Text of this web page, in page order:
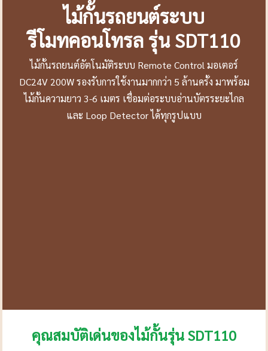
ไม้กั้นรถยนต์ระบบ
รีโมทคอนโทรล รุ่น SDT110
ไม้กั้นรถยนต์อัตโนมัติระบบ Remote Control มอเตอร์
DC24V 200W รองรับการใช้งานมากกว่า 5 ล้านครั้ง มาพร้อม
ไม้กั้นความยาว 3-6 เมตร เชื่อมต่อระบบอ่านบัตรระยะไกล
และ Loop Detector ได้ทุกรูปแบบ
คุณสมบัติเด่นของไม้กั้นรุ่น SDT110